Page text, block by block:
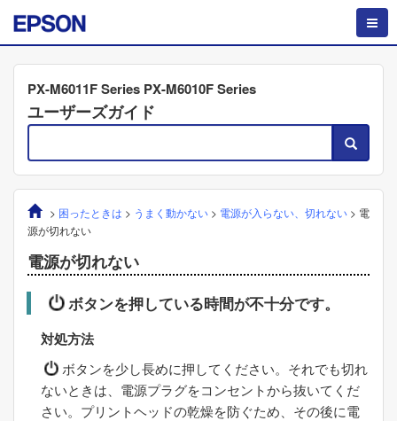
PX-M6011F Series PX-M6010F Series
ユーザーズガイド
> 困ったときは > うまく動かない> 電源が入らない、切れない> 電
源が切れない
電源が切れない
ボタンを押している時間が不十分です。
対処方法
ボタンを少し長めに押してください。それでも切れ
ないときは、電源プラグをコンセントから抜いてくだ
さい。プリントヘッドの乾燥を防ぐため、その後に電